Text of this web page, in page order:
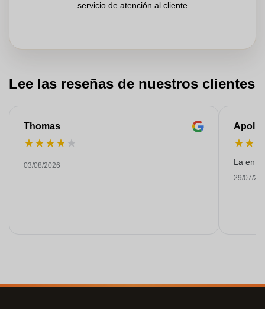
servicio de atención al cliente
Lee las reseñas de nuestros clientes
Thomas
★★★★★
03/08/2026
★★
La
29/07/